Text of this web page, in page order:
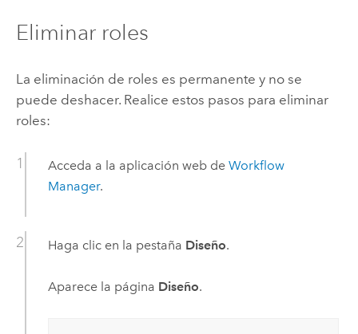
Eliminar roles
La eliminación de roles es permanente y no se
puede deshacer. Realice estos pasos para eliminar
roles:
Acceda a la aplicación web de Workflow
Manager.
Haga clic en la pestaña Diseño.
Aparece la página Diseño.